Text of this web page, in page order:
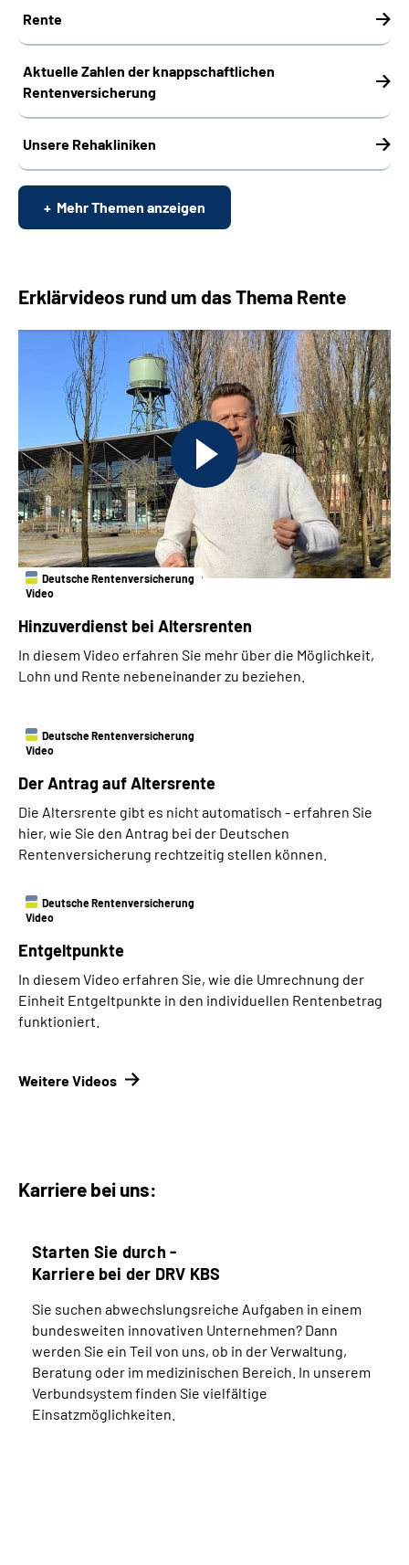
Rente
Aktuelle Zahlen der knappschaftlichen
Rentenversicherung
Unsere Rehakliniken
Mehr Themen anzeigen
Erklärvideos rund um das Thema Rente
Deutsche Rentenversicherung
Video
Hinzuverdienst bei Altersrenten
In diesem Video erfahren Sie mehr über die Möglichkeit,
Lohn und Rente nebeneinander zu beziehen.
Deutsche Rentenversicherung
Video
Der Antrag auf Altersrente
Die Altersrente gibt es nicht automatisch - erfahren Sie
hier, wie Sie den Antrag bei der Deutschen
Rentenversicherung rechtzeitig stellen können.
Deutsche Rentenversicherung
Video
Entgeltpunkte
In diesem Video erfahren Sie, wie die Umrechnung der
Einheit Entgeltpunkte in den individuellen Rentenbetrag
funktioniert.
Weitere Videos
Karriere bei uns:
Starten Sie durch -
Karriere bei der DRV KBS
Sie suchen abwechslungsreiche Aufgaben in einem
bundesweiten innovativen Unternehmen? Dann
werden Sie ein Teil von uns, ob in der Verwaltung,
Beratung oder im medizinischen Bereich. In unserem
Verbundsystem finden Sie vielfältige
Einsatzmöglichkeiten.